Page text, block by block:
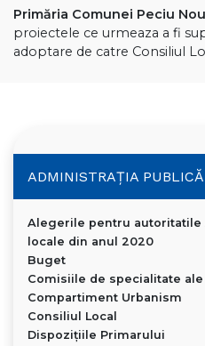
Primăria Comunei Peciu Nou
proiectele ce urmeaza a fi
adoptare de catre Consiliul
ADMINISTRAȚIA PUBLICĂ
Alegerile pentru autoritatile
locale din anul 2020
Buget
Comisiile de specialitate ale
Compartiment Urbanism
Consiliul Local
Dispoziţiile Primarului